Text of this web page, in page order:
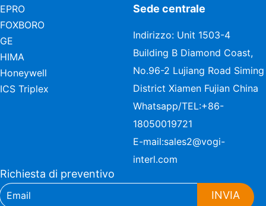
EPRO
FOXBORO
GE
HIMA
Honeywell
ICS Triplex
Sede centrale
Indirizzo: Unit 1503-4
Building B Diamond Coast,
No.96-2 Lujiang Road Siming
District Xiamen Fujian China
Whatsapp/TEL:+86-
18050019721
E-mail:sales2@vogi-
interl.com
Richiesta di preventivo
INVIA